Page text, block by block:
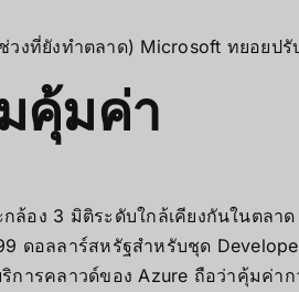
วงที่ยังทำตลาด) Microsoft ทยอยป
คุ้มค่า
ล้อง 3 มิติระดับใกล้เคียงกันในตล
ดอลลาร์สหรัฐสำหรับชุด
การคลาวด์ของ Azure ถือว่าคุ้มค่